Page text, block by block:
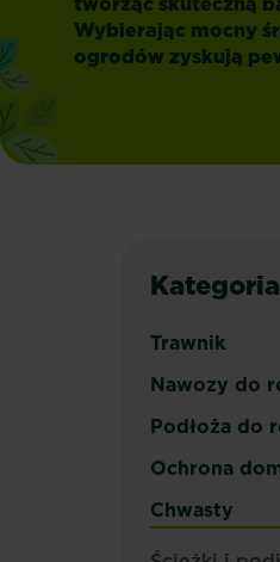
Wybierając mocny
ogrodów zyskują
Kategoria
Trawnik
Expand
Navigation
Menu
Nawozy do
Expand
Navigation
Menu
Podłoża do
Expand
Navigation
Menu
Ochrona
Expand
Secondary
Chwasty
Expand